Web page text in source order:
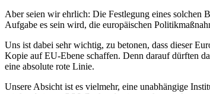
Aber seien wir ehrlich: Die Festlegung eines solchen
Aufgabe es sein wird, die europäischen
Uns ist dabei sehr wichtig, zu betonen, dass dieser
Kopie auf EU-Ebene schaffen. Denn darauf dürften
eine absolute rote Linie.
Unsere Absicht ist es vielmehr, eine unabhängige